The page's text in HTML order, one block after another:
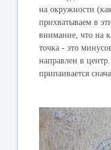
на окружности
прихватываем в
внимание, что на
точка - это
направлен в
припаивается